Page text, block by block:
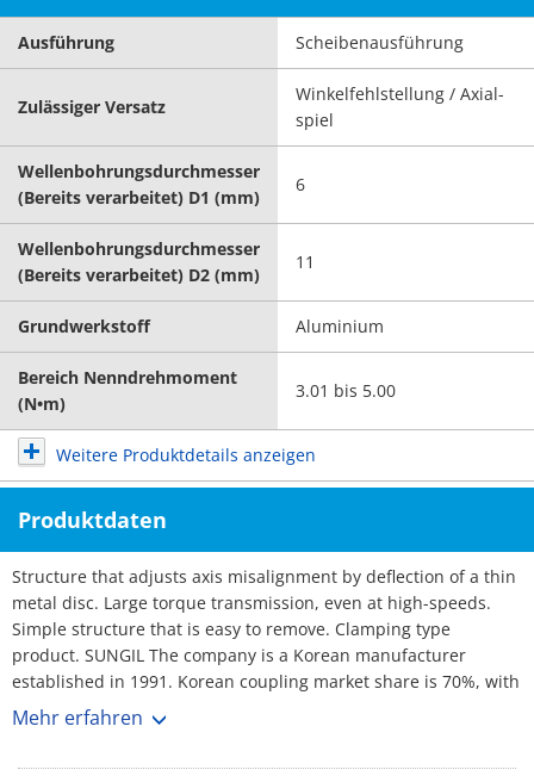
Ausführung Scheibenausführung
Zulässiger Versatz
Winkelfehlstellung / Axial-
spiel
Wellenbohrungsdurchmesser
(Bereits verarbeitet) D1 (mm)
6
Wellenbohrungsdurchmesser
(Bereits verarbeitet) D2 (mm)
11
Grundwerkstoff Aluminium
Bereich Nenndrehmoment
(N•m)
3.01 bis 5.00
Weitere Produktdetails anzeigen
Produktdaten
Structure that adjusts axis misalignment by deflection of a thin
metal disc. Large torque transmission, even at high-speeds.
Simple structure that is easy to remove. Clamping type
product. SUNGIL The company is a Korean manufacturer
established in 1991. Korean coupling market share is 70%, with
over 3,000 customers. No1 maker. Rich selection, and short
Mehr erfahren